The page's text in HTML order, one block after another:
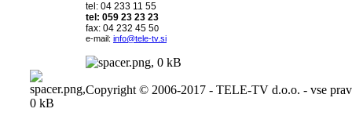
tel: 04 233 11 55
tel: 059 23 23 23
fax: 04 232 45 50
e-mail: info@tele-tv.si
Copyright © 2006-2017 - TELE-TV d.o.o. - vse